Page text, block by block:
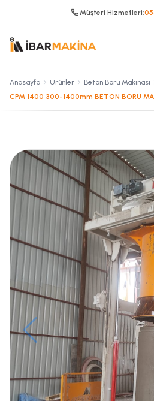
Müşteri Hizmetleri:
Anasayfa Ürünler
Beton Boru Makinası
CPM 1400 300-1400mm BETON BORU